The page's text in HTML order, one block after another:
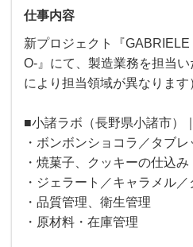
仕事内容
新プロジェクト『GABRIELE
O-』にて、製造業務を担当
により担当領域が異なります
■小諸ラボ（長野県小諸市）
・ボンボンショコラ／タブ
・焼菓子、クッキーの仕込
・ジェラート／キャラメル
・品質管理、衛生管理
・原材料・在庫管理